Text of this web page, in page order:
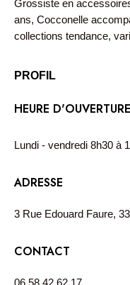
Grossiste en
ans, Cocconelle
collections tendance,
PROFIL
HEURE D'OUVERTURE
Lundi - vendredi 8h30 à
ADRESSE
3 Rue Edouard Faure,
CONTACT
06 58 42 62 17